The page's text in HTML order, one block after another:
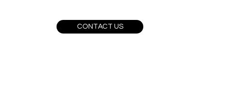
CONTACT US